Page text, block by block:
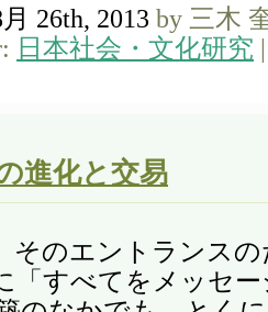
26th, 2013 by 三木
日本社会・文化研究
進化と交易
そのエントランス
「すべてをメッセ